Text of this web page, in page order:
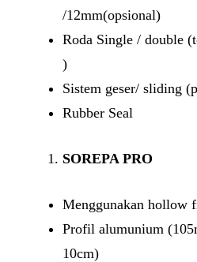
/12mm(opsional)
Roda Single / double
)
Sistem geser/ sliding
Rubber Seal
SOREPA PRO
Menggunakan hollow
Profil alumunium
10cm)